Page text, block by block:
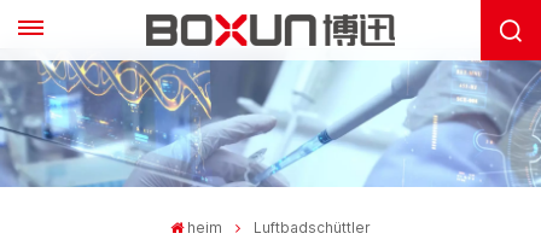
heim Luftbadschüttler